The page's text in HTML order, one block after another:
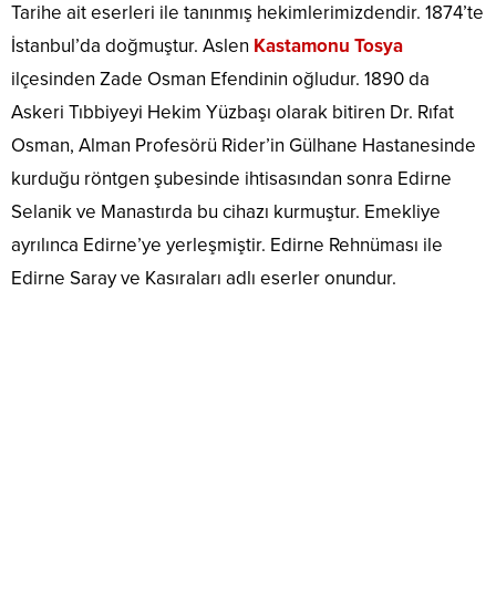
Tarihe ait eserleri ile tanınmış hekimlerimizdendir. 1874’te
İs­tanbul’da doğmuştur. Aslen Kastamonu Tosya
ilçesinden Zade Osman Efendinin oğludur. 1890 da
Askeri Tıbbiyeyi Hekim Yüzbaşı olarak bitiren Dr. Rıfat
Osman, Alman Profesörü Rider’in Gülhane Hastanesinde
kurduğu röntgen şubesinde ihtisasından sonra Edirne
Selanik ve Manastırda bu cihazı kurmuştur. Emekliye
ayrılınca Edirne’ye yerleşmiştir. Edirne Rehnüması ile
Edirne Saray ve Kasıraları adlı eserler onundur.